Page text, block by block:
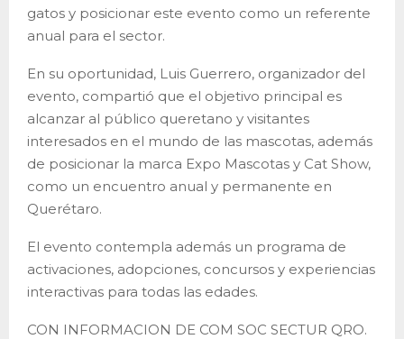
gatos y posicionar este evento como un referente
anual para el sector.
En su oportunidad, Luis Guerrero, organizador del
evento, compartió que el objetivo principal es
alcanzar al público queretano y visitantes
interesados en el mundo de las mascotas, además
de posicionar la marca Expo Mascotas y Cat Show,
como un encuentro anual y permanente en
Querétaro.
El evento contempla además un programa de
activaciones, adopciones, concursos y experiencias
interactivas para todas las edades.
CON INFORMACION DE COM SOC SECTUR QRO.